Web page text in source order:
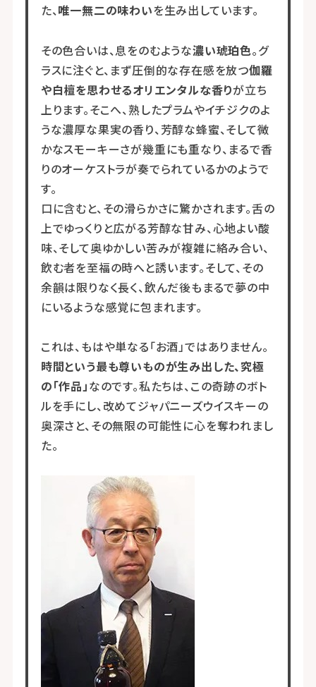
た、唯一無二の味わいを生み出しています。
その色合いは、息をのむような濃い琥珀色。グ
ラスに注ぐと、まず圧倒的な存在感を放つ伽羅
や白檀を思わせるオリエンタルな香りが立ち
上ります。そこへ、熟したプラムやイチジクのよ
うな濃厚な果実の香り、芳醇な蜂蜜、そして微
かなスモーキーさが幾重にも重なり、まるで香
りのオーケストラが奏でられているかのようで
す。
口に含むと、その滑らかさに驚かされます。舌の
上でゆっくりと広がる芳醇な甘み、心地よい酸
味、そして奥ゆかしい苦みが複雑に絡み合い、
飲む者を至福の時へと誘います。そして、その
余韻は限りなく長く、飲んだ後もまるで夢の中
にいるような感覚に包まれます。
これは、もはや単なる「お酒」ではありません。
時間という最も尊いものが生み出した、究極
の「作品」なのです。私たちは、この奇跡のボト
ルを手にし、改めてジャパニーズウイスキーの
奥深さと、その無限の可能性に心を奪われまし
た。